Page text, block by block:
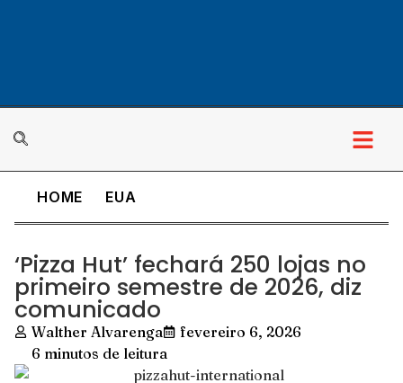
HOME EUA
‘Pizza Hut’ fechará 250 lojas no
primeiro semestre de 2026, diz
comunicado
Walther Alvarenga
fevereiro 6, 2026
6 minutos de leitura